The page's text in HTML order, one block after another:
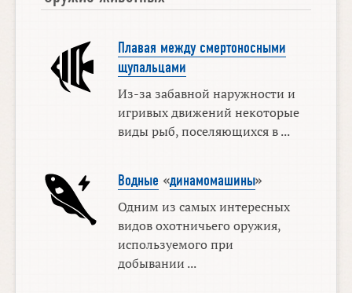
Плавая между смертоносными
щупальцами
Из-за забавной наружности и
игривых движений некоторые
виды рыб, поселяющихся в ...
Водные «динамомашины»
Одним из самых интересных
видов охотничьего оружия,
используемого при
добывании ...